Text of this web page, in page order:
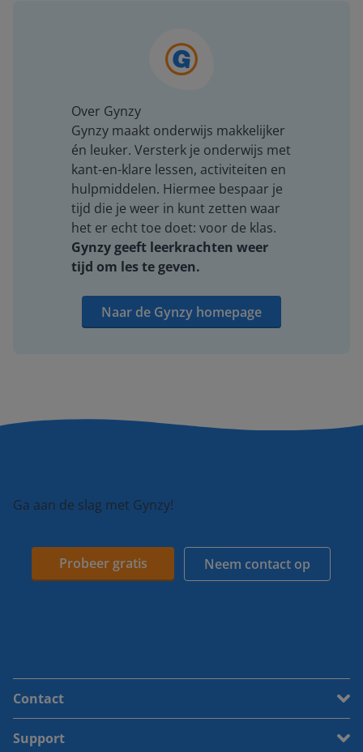
Over Gynzy
Gynzy maakt onderwijs makkelijker
én leuker. Versterk je onderwijs met
kant-en-klare lessen, activiteiten en
hulpmiddelen. Hiermee bespaar je
tijd die je weer in kunt zetten waar
het er echt toe doet: voor de klas.
Gynzy geeft leerkrachten weer
tijd om les te geven.
Naar de Gynzy homepage
Ga aan de slag met Gynzy!
Probeer gratis Neem contact op
Contact
Support